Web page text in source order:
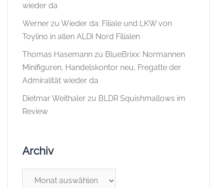
wieder da
Werner zu Wieder da: Filiale und LKW von
Toylino in allen ALDI Nord Filialen
Thomas Hasemann zu BlueBrixx: Normannen
Minifiguren, Handelskontor neu, Fregatte der
Admiralität wieder da
Dietmar Weithaler zu BLDR Squishmallows im
Review
Archiv